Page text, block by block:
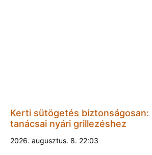
Kerti sütögetés biztonságosan:
tanácsai nyári grillezéshez
2026. augusztus. 8. 22:03